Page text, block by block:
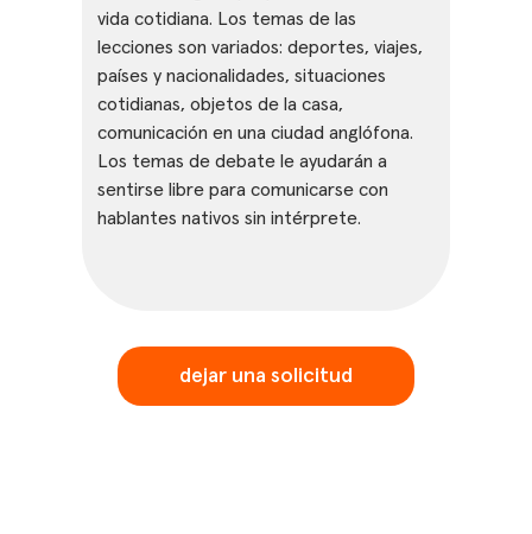
vida cotidiana. Los temas de las
lecciones son variados: deportes, viajes,
países y nacionalidades, situaciones
cotidianas, objetos de la casa,
comunicación en una ciudad anglófona.
Los temas de debate le ayudarán a
sentirse libre para comunicarse con
hablantes nativos sin intérprete.
dejar una solicitud